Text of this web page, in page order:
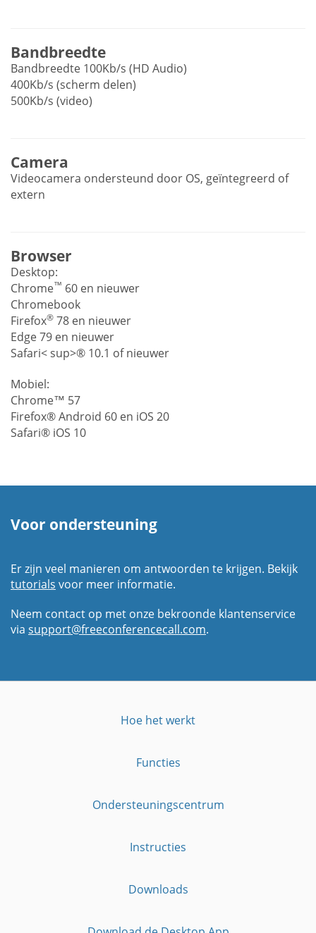
Bandbreedte
Bandbreedte 100Kb/s (HD Audio)
400Kb/s (scherm delen)
500Kb/s (video)
Camera
Videocamera ondersteund door OS, geïntegreerd of
extern
Browser
Desktop:
Chrome™ 60 en nieuwer
Chromebook
Firefox® 78 en nieuwer
Edge 79 en nieuwer
Safari< sup>® 10.1 of nieuwer
Mobiel:
Chrome™ 57
Firefox® Android 60 en iOS 20
Safari® iOS 10
Voor ondersteuning
Er zijn veel manieren om antwoorden te krijgen. Bekijk
tutorials voor meer informatie.
Neem contact op met onze bekroonde klantenservice
via support@freeconferencecall.com.
Hoe het werkt
Functies
Ondersteuningscentrum
Instructies
Downloads